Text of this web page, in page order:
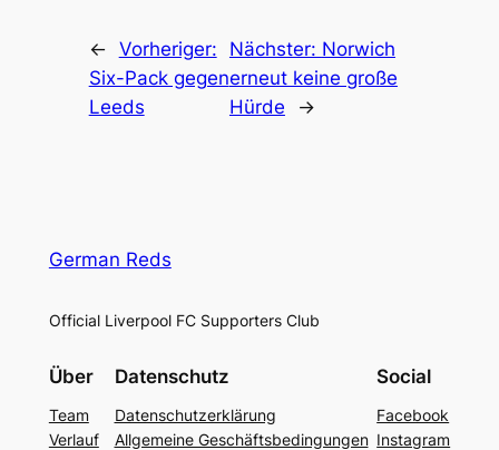
← Vorheriger:
Six-Pack gegen
Leeds
Nächster: Norwich
erneut keine große
Hürde
→
German Reds
Official Liverpool FC Supporters Club
Über
Team
Verlauf
Datenschutz
Datenschutzerklärung
Allgemeine Geschäftsbedingungen
Social
Facebook
Instagram